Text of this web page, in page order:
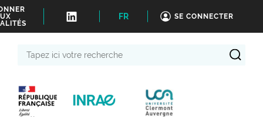
FR SE CONNECTER